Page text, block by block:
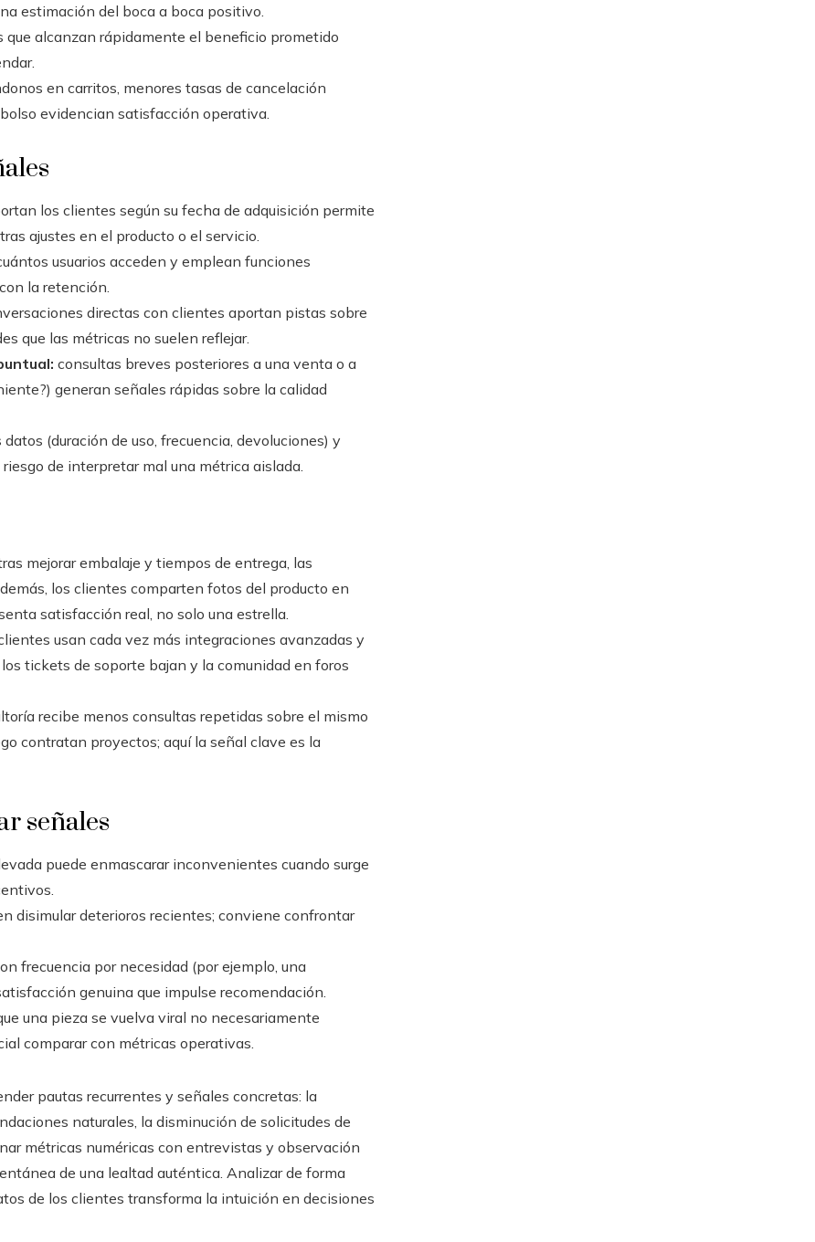
estimación del boca a boca positivo.
que alcanzan rápidamente el beneficio prometido
en carritos, menores tasas de cancelación
evidencian satisfacción operativa.
los clientes según su fecha de adquisición permite
ajustes en el producto o el servicio.
usuarios acceden y emplean funciones
la retención.
directas con clientes aportan pistas sobre
que las métricas no suelen reflejar.
consultas breves posteriores a una venta o a
generan señales rápidas sobre la calidad
(duración de uso, frecuencia, devoluciones) y
de interpretar mal una métrica aislada.
mejorar embalaje y tiempos de entrega, las
los clientes comparten fotos del producto en
satisfacción real, no solo una estrella.
usan cada vez más integraciones avanzadas y
tickets de soporte bajan y la comunidad en foros
recibe menos consultas repetidas sobre el mismo
contratan proyectos; aquí la señal clave es la
señales
puede enmascarar inconvenientes cuando surge
disimular deterioros recientes; conviene confrontar
frecuencia por necesidad (por ejemplo, una
genuina que impulse recomendación.
una pieza se vuelva viral no necesariamente
comparar con métricas operativas.
pautas recurrentes y señales concretas: la
naturales, la disminución de solicitudes de
métricas numéricas con entrevistas y observación
de una lealtad auténtica. Analizar de forma
de los clientes transforma la intuición en decisiones